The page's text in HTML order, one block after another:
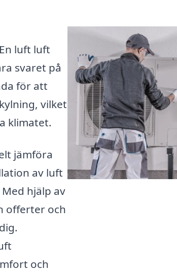
luft luft
svaret på
för att
vilket
klimatet.
jämföra
av luft
hjälp av
offerter och
och